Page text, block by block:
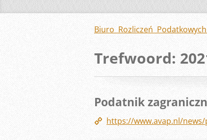
Biuro Rozliczeń
Trefwoord:
Podatnik
https://www.avap.nl/